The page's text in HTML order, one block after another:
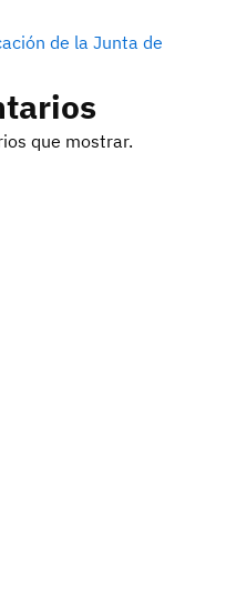
de la Junta de
que mostrar.